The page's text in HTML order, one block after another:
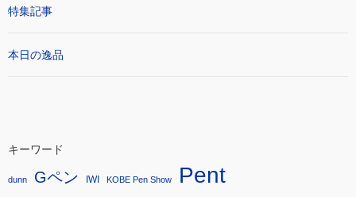
特集記事
本日の逸品
キーワード
dunn Gペン IWI KOBE Pen Show Pent